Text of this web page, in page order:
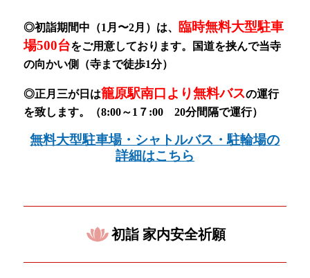
◎初詣期間中（1月〜2月） は、 臨時無料大型駐車
場500台をご用意しております。
国道を挟んで当寺
の向かい側（寺まで徒歩1分）
◎正月三が日は籠原駅南口より無料バスの運行
を致します。（8:00～1７:00 20分間隔で運行）
無料大型駐車場・シャトルバス・駐輪場の
詳細はこちら
初詣 家内安全祈願